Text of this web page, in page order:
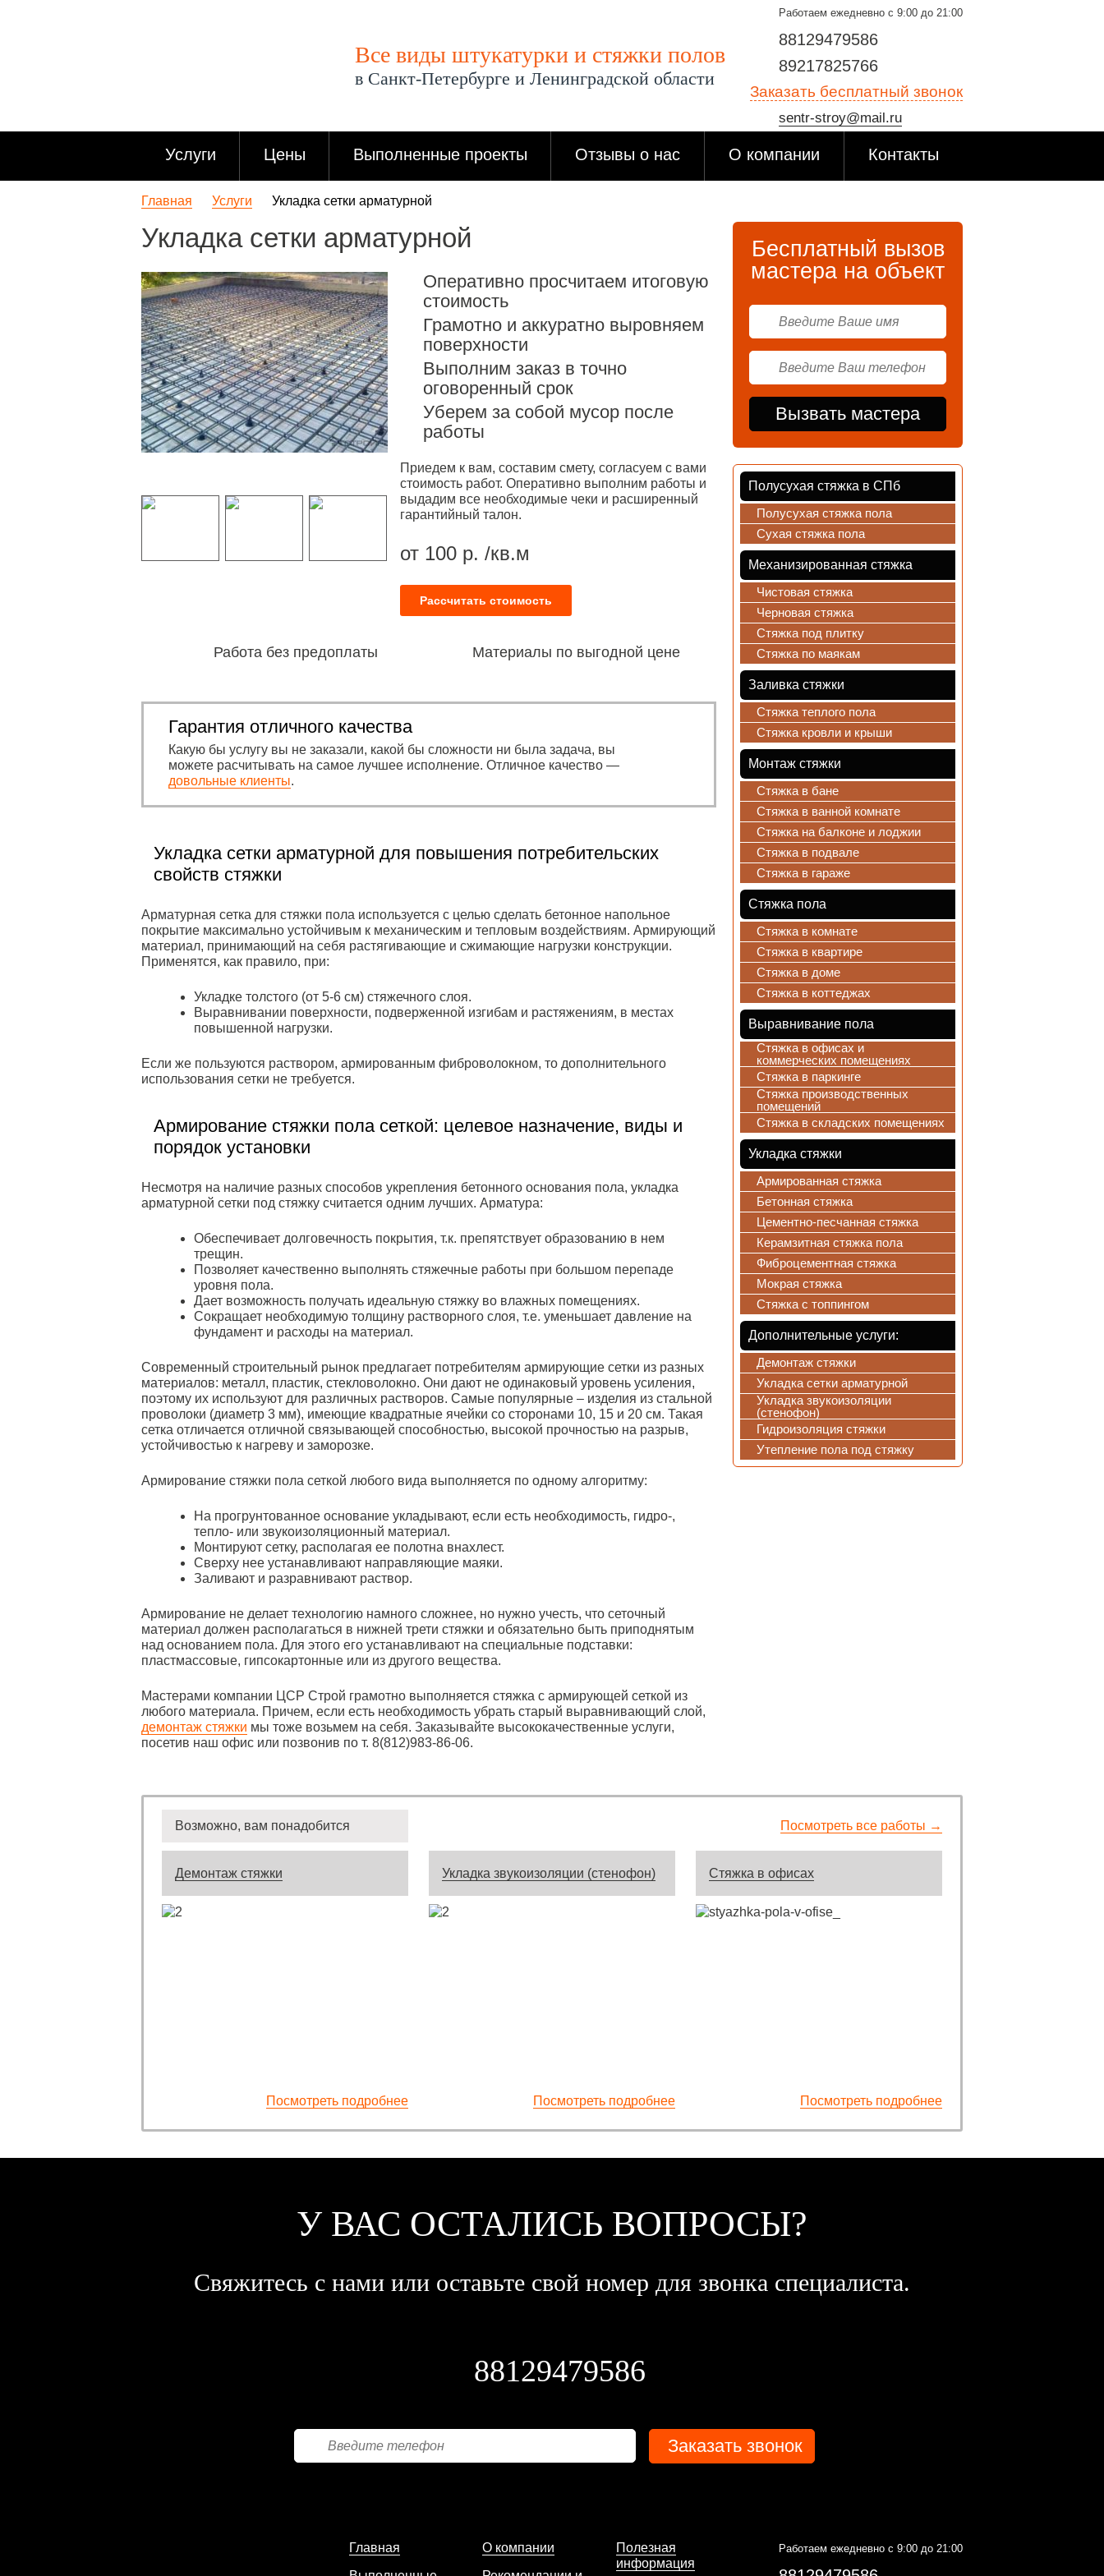
Все виды штукатурки и стяжки полов
в Санкт-Петербурге и Ленинградской области
Работаем ежедневно с 9:00 до 21:00
88129479586
89217825766
Заказать бесплатный звонок
sentr-stroy@mail.ru
Услуги Цены Выполненные проекты Отзывы о нас О компании Контакты
Главная Услуги Укладка сетки арматурной
Укладка сетки арматурной
Оперативно просчитаем итоговую
стоимость
Грамотно и аккуратно выровняем
поверхности
Выполним заказ в точно
оговоренный срок
Уберем за собой мусор после
работы
Приедем к вам, составим смету, согласуем с вами
стоимость работ. Оперативно выполним работы и
выдадим все необходимые чеки и расширенный
гарантийный талон.
от 100 р. /кв.м
Рассчитать стоимость
Работа без предоплаты Материалы по выгодной цене
Гарантия отличного качества
Какую бы услугу вы не заказали, какой бы сложности ни была задача, вы
можете расчитывать на самое лучшее исполнение. Отличное качество —
довольные клиенты.
Укладка сетки арматурной для повышения потребительских
свойств стяжки
Арматурная сетка для стяжки пола используется с целью сделать бетонное напольное
покрытие максимально устойчивым к механическим и тепловым воздействиям. Армирующий
материал, принимающий на себя растягивающие и сжимающие нагрузки конструкции.
Применятся, как правило, при:
Укладке толстого (от 5-6 см) стяжечного слоя.
Выравнивании поверхности, подверженной изгибам и растяжениям, в местах
повышенной нагрузки.
Если же пользуются раствором, армированным фиброволокном, то дополнительного
использования сетки не требуется.
Армирование стяжки пола сеткой: целевое назначение, виды и
порядок установки
Несмотря на наличие разных способов укрепления бетонного основания пола, укладка
арматурной сетки под стяжку считается одним лучших. Арматура:
Обеспечивает долговечность покрытия, т.к. препятствует образованию в нем
трещин.
Позволяет качественно выполнять стяжечные работы при большом перепаде
уровня пола.
Дает возможность получать идеальную стяжку во влажных помещениях.
Сокращает необходимую толщину растворного слоя, т.е. уменьшает давление на
фундамент и расходы на материал.
Современный строительный рынок предлагает потребителям армирующие сетки из разных
материалов: металл, пластик, стекловолокно. Они дают не одинаковый уровень усиления,
поэтому их используют для различных растворов. Самые популярные – изделия из стальной
проволоки (диаметр 3 мм), имеющие квадратные ячейки со сторонами 10, 15 и 20 см. Такая
сетка отличается отличной связывающей способностью, высокой прочностью на разрыв,
устойчивостью к нагреву и заморозке.
Армирование стяжки пола сеткой любого вида выполняется по одному алгоритму:
На прогрунтованное основание укладывают, если есть необходимость, гидро-,
тепло- или звукоизоляционный материал.
Монтируют сетку, располагая ее полотна внахлест.
Сверху нее устанавливают направляющие маяки.
Заливают и разравнивают раствор.
Армирование не делает технологию намного сложнее, но нужно учесть, что сеточный
материал должен располагаться в нижней трети стяжки и обязательно быть приподнятым
над основанием пола. Для этого его устанавливают на специальные подставки:
пластмассовые, гипсокартонные или из другого вещества.
Мастерами компании ЦСР Строй грамотно выполняется стяжка с армирующей сеткой из
любого материала. Причем, если есть необходимость убрать старый выравнивающий слой,
демонтаж стяжки мы тоже возьмем на себя. Заказывайте высококачественные услуги,
посетив наш офис или позвонив по т. 8(812)983-86-06.
Бесплатный вызов
мастера на объект
Полусухая стяжка в СПб
Полусухая стяжка пола
Сухая стяжка пола
Механизированная стяжка
Чистовая стяжка
Черновая стяжка
Стяжка под плитку
Стяжка по маякам
Заливка стяжки
Стяжка теплого пола
Стяжка кровли и крыши
Монтаж стяжки
Стяжка в бане
Стяжка в ванной комнате
Стяжка на балконе и лоджии
Стяжка в подвале
Стяжка в гараже
Стяжка пола
Стяжка в комнате
Стяжка в квартире
Стяжка в доме
Стяжка в коттеджах
Выравнивание пола
Стяжка в офисах и
коммерческих помещениях
Стяжка в паркинге
Стяжка производственных
помещений
Стяжка в складских помещениях
Укладка стяжки
Армированная стяжка
Бетонная стяжка
Цементно-песчанная стяжка
Керамзитная стяжка пола
Фиброцементная стяжка
Мокрая стяжка
Стяжка с топпингом
Дополнительные услуги:
Демонтаж стяжки
Укладка сетки арматурной
Укладка звукоизоляции
(стенофон)
Гидроизоляция стяжки
Утепление пола под стяжку
Возможно, вам понадобится Посмотреть все работы →
Демонтаж стяжки
Посмотреть подробнее
Укладка звукоизоляции (стенофон)
Посмотреть подробнее
Стяжка в офисах
Посмотреть подробнее
У ВАС ОСТАЛИСЬ ВОПРОСЫ?
Свяжитесь с нами или оставьте свой номер для звонка специалиста.
88129479586
Главная
О компании
Полезная
информация
Работаем ежедневно с 9:00 до 21:00